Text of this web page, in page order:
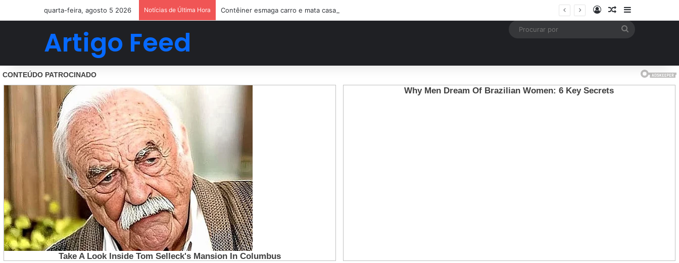
quarta-feira, agosto 5 2026 Notícias de Última Hora Contêiner esmaga carro e mata casal na BR-470; filho sobreviveu…Ver mais EntrarArtigo aleatório
Barra Lateral
Artigo Feed